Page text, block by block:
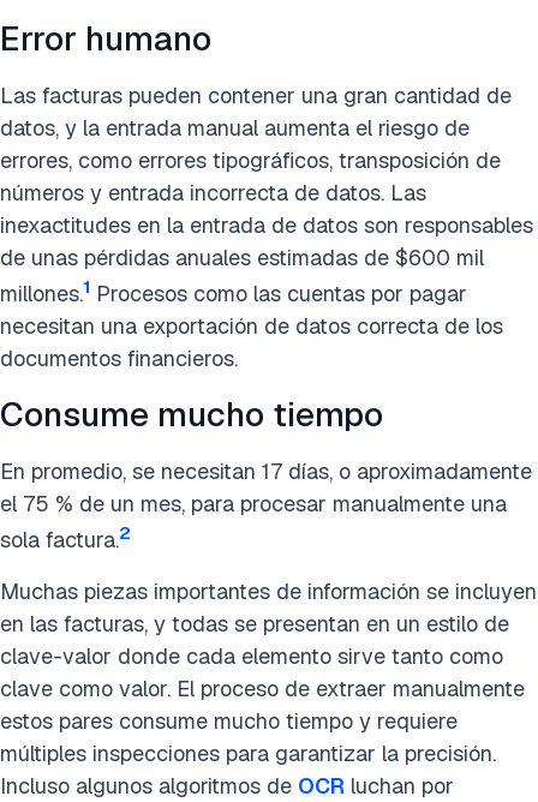
Error humano
Las facturas pueden contener una gran cantidad de
datos, y la entrada manual aumenta el riesgo de
errores, como errores tipográficos, transposición de
números y entrada incorrecta de datos. Las
inexactitudes en la entrada de datos son responsables
de unas pérdidas anuales estimadas de $600 mil
millones.1 Procesos como las cuentas por pagar
necesitan una exportación de datos correcta de los
documentos financieros.
Consume mucho tiempo
En promedio, se necesitan 17 días, o aproximadamente
el 75 % de un mes, para procesar manualmente una
sola factura.2
Muchas piezas importantes de información se incluyen
en las facturas, y todas se presentan en un estilo de
clave-valor donde cada elemento sirve tanto como
clave como valor. El proceso de extraer manualmente
estos pares consume mucho tiempo y requiere
múltiples inspecciones para garantizar la precisión.
Incluso algunos algoritmos de OCR luchan por